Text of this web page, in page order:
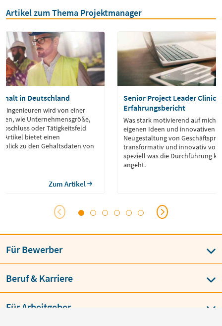
Artikel zum Thema Projektmanager
in Deutschland
wird von einer
wie Unternehmensgröße,
oder Tätigkeitsfeld
Artikel bietet einen
zu den Gehaltsdaten von
Zum Artikel
Senior Project Leader
Erfahrungsbericht
Was stark motivierend auf mich
eigenen Ideen und innovativen
Neugestaltung von
transformativ und innovativ
speziell was die Durchführung
angeht.
Für Bewerber
Beruf & Karriere
Für Arbeitgeber